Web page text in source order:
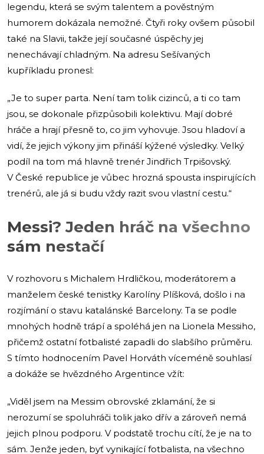
legendu, která se svým talentem a pověstným
humorem dokázala nemožné. Čtyři roky ovšem působil
také na Slavii, takže její současné úspěchy jej
nenechávají chladným. Na adresu Sešívaných
kupříkladu pronesl:
„Je to super parta. Není tam tolik cizinců, a ti co tam
jsou, se dokonale přizpůsobili kolektivu. Mají dobré
hráče a hrají přesně to, co jim vyhovuje. Jsou hladoví a
vidí, že jejich výkony jim přináší kýžené výsledky. Velký
podíl na tom má hlavně trenér Jindřich Trpišovský.
V České republice je vůbec hrozná spousta inspirujících
trenérů, ale já si budu vždy razit svou vlastní cestu.“
Messi? Jeden hráč na všechno
sám nestačí
V rozhovoru s Michalem Hrdličkou, moderátorem a
manželem české tenistky Karolíny Plíšková, došlo i na
rozjímání o stavu katalánské Barcelony. Ta se podle
mnohých hodně trápí a spoléhá jen na Lionela Messiho,
přičemž ostatní fotbalisté zapadli do slabšího průměru.
S tímto hodnocením Pavel Horváth víceméně souhlasí
a dokáže se hvězdného Argentince vžít:
„Viděl jsem na Messim obrovské zklamání, že si
nerozumí se spoluhráči tolik jako dřív a zároveň nemá
jejich plnou podporu. V podstatě trochu cítí, že je na to
sám. Jenže jeden, byť vynikající fotbalista, na všechno